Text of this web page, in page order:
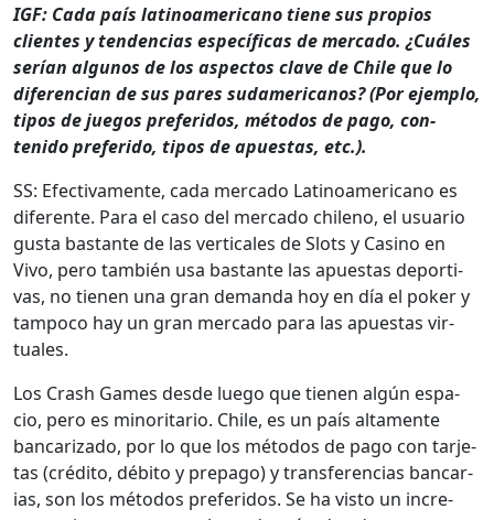
IGF: Cada país lati­noamer­i­cano tiene sus pro­pios
clientes y ten­den­cias especí­fi­cas de mer­ca­do. ¿Cuáles
serían algunos de los aspec­tos clave de Chile que lo
difer­en­cian de sus pares sudamer­i­canos? (Por ejem­p­lo,
tipos de jue­gos preferi­dos, méto­dos de pago, con­
tenido preferi­do, tipos de apues­tas, etc.).
SS: Efec­ti­va­mente, cada mer­ca­do Lati­noamer­i­cano es
difer­ente. Para el caso del mer­ca­do chileno, el usuario
gus­ta bas­tante de las ver­ti­cales de Slots y Casi­no en
Vivo, pero tam­bién usa bas­tante las apues­tas deporti­
vas, no tienen una gran deman­da hoy en día el pok­er y
tam­poco hay un gran mer­ca­do para las apues­tas vir­
tuales.
Los Crash Games des­de luego que tienen algún espa­
cio, pero es minori­tario. Chile, es un país alta­mente
ban­car­iza­do, por lo que los méto­dos de pago con tar­je­
tas (crédi­to, débito y prepa­go) y trans­fer­en­cias ban­car­
ias, son los méto­dos preferi­dos. Se ha vis­to un incre­